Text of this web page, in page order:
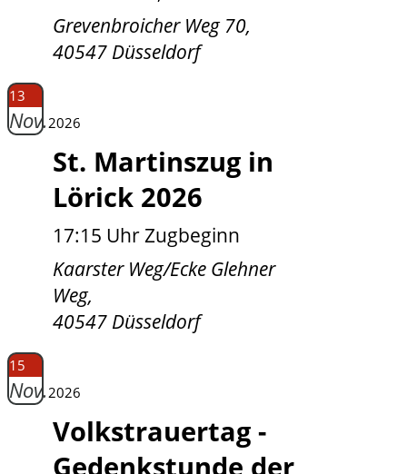
Grevenbroicher Weg 70,
40547 Düsseldorf
13
Nov.2026
St. Martinszug in
Lörick 2026
17:15 Uhr Zugbeginn
Kaarster Weg/Ecke Glehner
Weg,
40547 Düsseldorf
15
Nov.2026
Volkstrauertag -
Gedenkstunde der